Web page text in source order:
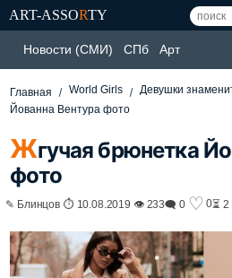
ART-ASSORTY
Новости (СМИ) СПб Арт
Главная World Girls Девушки
Йованна Вентура фото
Жгучая брюнетка
фото
✎ Блинцов ⏱ 10.08.2019 👁 233🗨 0 ♡ 0⏳